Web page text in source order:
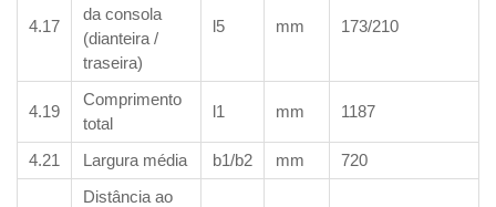
4.17
da consola
(dianteira /
traseira)
l5 mm 173/210
4.19
Comprimento
total
l1 mm 1187
4.21 Largura média b1/b2 mm 720
Distância ao